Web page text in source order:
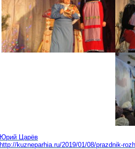
Юрий Царёв
http://kuzneparhia.ru/2019/01/08/prazdnik-